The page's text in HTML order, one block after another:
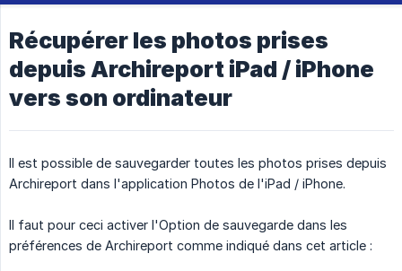
Récupérer les photos prises
depuis Archireport iPad / iPhone
vers son ordinateur
Il est possible de sauvegarder toutes les photos prises depuis
Archireport dans l'application Photos de l'iPad / iPhone.
Il faut pour ceci activer l'Option de sauvegarde dans les
préférences de Archireport comme indiqué dans cet article :